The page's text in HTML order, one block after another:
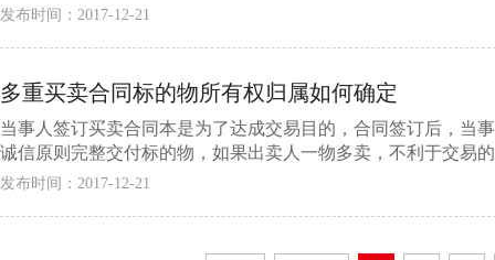
发布时间：2017-12-21
多重买卖合同标的物所有权归属如何确定
当事人签订买卖合同本是为了达成交易目的，合同签订后，当
诚信原则完整交付标的物，如果出卖人一物多卖，不利于交易
发布时间：2017-12-21